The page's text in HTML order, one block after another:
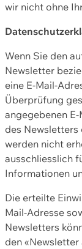
wir nicht ohne
Wenn Sie den
Newsletter
eine E-Mail-
Überprüfung
angegebenen
des Newsletters
werden nicht
ausschliesslich
Informationen
Die erteilte
Mail-Adresse
Newsletters
den